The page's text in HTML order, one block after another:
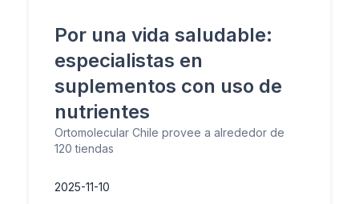
Por una vida saludable:
especialistas en
suplementos con uso de
nutrientes
Ortomolecular Chile provee a alrededor de
120 tiendas
2025-11-10